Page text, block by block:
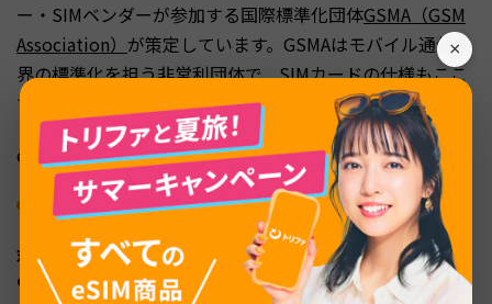
×
ー・SIMベンダーが参加する国際標準化団体GSMA（GSM
Association） が策定しています。GSMAはモバイル通信業
界の標準化を担う非営利団体で、SIMカードの仕様もここ
で決められてきました。
eSIM関連の主要な技術仕様は次の3つです。
SGP.22
：スマートフォン・ウェアラブルなどコンシューマー向け端末を
対象とした規格。一般ユーザーが触れるiPhone・Android・Appl
e WatchなどのeSIMはこの仕様に準拠